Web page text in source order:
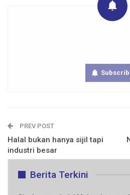
PREV POST
Halal bukan hanya sijil tapi
industri besar
Berita Terkini